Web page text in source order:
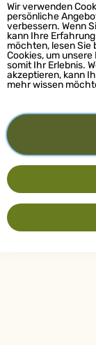
Wir verwenden
persönliche
verbessern. Wenn
kann Ihre
möchten, lesen Sie
Cookies, um
somit Ihr Erlebnis.
akzeptieren, kann
mehr wissen